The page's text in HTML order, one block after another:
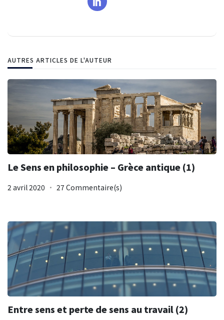
AUTRES ARTICLES DE L'AUTEUR
Le Sens en philosophie – Grèce antique (1)
2 avril 2020 27 Commentaire(s)
Entre sens et perte de sens au travail (2)